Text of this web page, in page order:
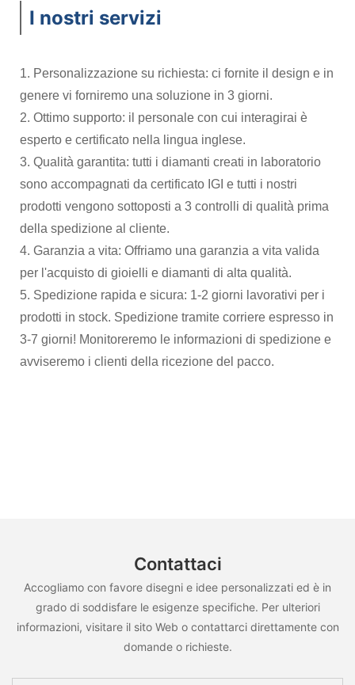
I nostri servizi
1. Personalizzazione su richiesta: ci fornite il design e in
genere vi forniremo una soluzione in 3 giorni.
2. Ottimo supporto: il personale con cui interagirai è
esperto e certificato nella lingua inglese.
3. Qualità garantita: tutti i diamanti creati in laboratorio
sono accompagnati da certificato IGI e tutti i nostri
prodotti vengono sottoposti a 3 controlli di qualità prima
della spedizione al cliente.
4. Garanzia a vita: Offriamo una garanzia a vita valida
per l'acquisto di gioielli e diamanti di alta qualità.
5. Spedizione rapida e sicura: 1-2 giorni lavorativi per i
prodotti in stock. Spedizione tramite corriere espresso in
3-7 giorni! Monitoreremo le informazioni di spedizione e
avviseremo i clienti della ricezione del pacco.
Contattaci
Accogliamo con favore disegni e idee personalizzati ed è in
grado di soddisfare le esigenze specifiche. Per ulteriori
informazioni, visitare il sito Web o contattarci direttamente con
domande o richieste.